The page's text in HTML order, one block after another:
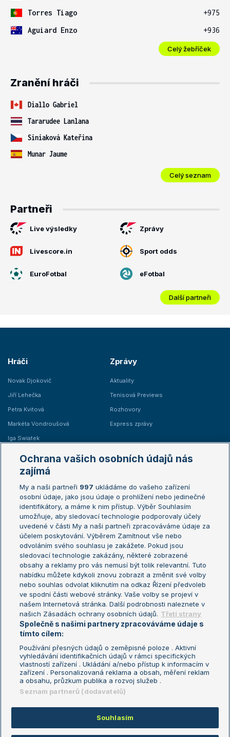
Torres Tiago
+975
Aguiard Enzo
+936
Celý žebříček
Zranění hráči
Diallo Gabriel
Tararudee Lanlana
Siniaková Kateřina
Munar Jaume
Celý seznam
Partneři
Live výsledky Zprávy
Livescore.in Sport odds
EuroFotbal eFotbal
Další partneři
Hráči
Novak Djokovič
Jiří Lehečka
Petra Kvitová
Markéta Vondroušová
Iga Swiatek
Zprávy
Aktuality
Tenisová Previews
Rozhovory
Express zprávy
Žebříčky
Žebříček ATP (muži)
Žebříček WTA (ženy)
Sázkařský žebříček
Australian Open
French Open
Wimbledon
US Open
Turnaj mistrů
Turnaj mistryň
Aktualní trendy
Fotbalové přestupy
Livesport Daily
LS Prague Open
Podmínky užití
Nastavení soukromí
GDPR a žurnalistika
Reklama
Kontakt
Informace o zpracování osobních
údajů
Copyright © 2008-2026 TenisPortal.cz. Využíváme zpravodajství ČTK.
Ochrana vašich osobních údajů nás
zajímá
My a naši partneři 997 ukládáme do vašeho zařízení
osobní údaje, jako jsou údaje o prohlížení nebo jedinečné
identifikátory, a máme k nim přístup. Výběr Souhlasím
umožňuje, aby sledovací technologie podporovaly účely
uvedené v části My a naši partneři zpracováváme údaje za
účelem poskytování. Výběrem Zamítnout vše nebo
odvoláním svého souhlasu je zakážete. Pokud jsou
sledovací technologie zakázány, některé zobrazené
obsahy a reklamy pro vás nemusí být tolik relevantní. Tuto
nabídku můžete kdykoli znovu zobrazit a změnit své volby
nebo souhlas odvolat kliknutím na odkaz Řízení předvoleb
ve spodní části webové stránky. Vaše volby se projeví v
našem Internetová stránka. Další podrobnosti naleznete v
našich Zásadách ochrany osobních údajů. Třetí strany
Společně s našimi partnery zpracováváme údaje s
tímto cílem:
Používání přesných údajů o zeměpisné poloze . Aktivní
vyhledávání identifikačních údajů v rámci specifických
vlastností zařízení . Ukládání a/nebo přístup k informacím v
zařízení . Personalizovaná reklama a obsah, měření reklam
a obsahu, průzkum publika a rozvoj služeb .
Seznam partnerů (dodavatelů)
Souhlasím